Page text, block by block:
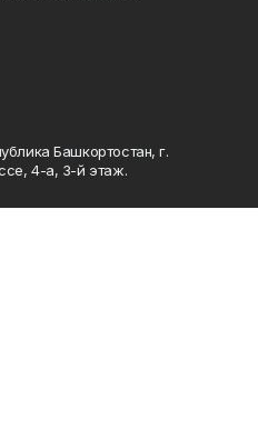
Башкортостан, г.
4-а, 3-й этаж.